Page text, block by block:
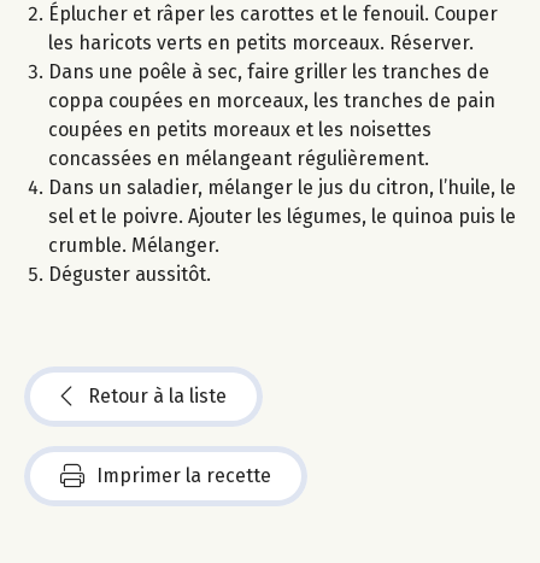
Éplucher et râper les carottes et le fenouil. Couper
les haricots verts en petits morceaux. Réserver.
Dans une poêle à sec, faire griller les tranches de
coppa coupées en morceaux, les tranches de pain
coupées en petits moreaux et les noisettes
concassées en mélangeant régulièrement.
Dans un saladier, mélanger le jus du citron, l’huile, le
sel et le poivre. Ajouter les légumes, le quinoa puis le
crumble. Mélanger.
Déguster aussitôt.
Retour à la liste
Imprimer la recette